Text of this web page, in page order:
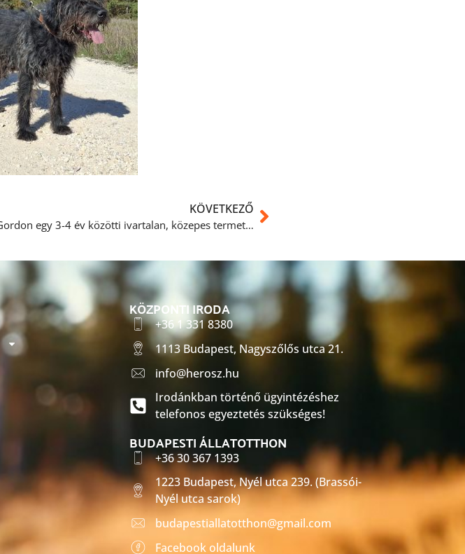
KÖVETKEZŐ
Gordon egy 3-4 év közötti ivartalan, közepes termetű falusi mix kan kutyus
KÖZPONTI IRODA
+36 1 331 8380
1113 Budapest, Nagyszőlős utca 21.
info@herosz.hu
Irodánkban történő ügyintézéshez
telefonos egyeztetés szükséges!
BUDAPESTI ÁLLATOTTHON
+36 30 367 1393
1223 Budapest, Nyél utca 239. (Brassói-
Nyél utca sarok)
budapestiallatotthon@gmail.com
Facebook oldalunk